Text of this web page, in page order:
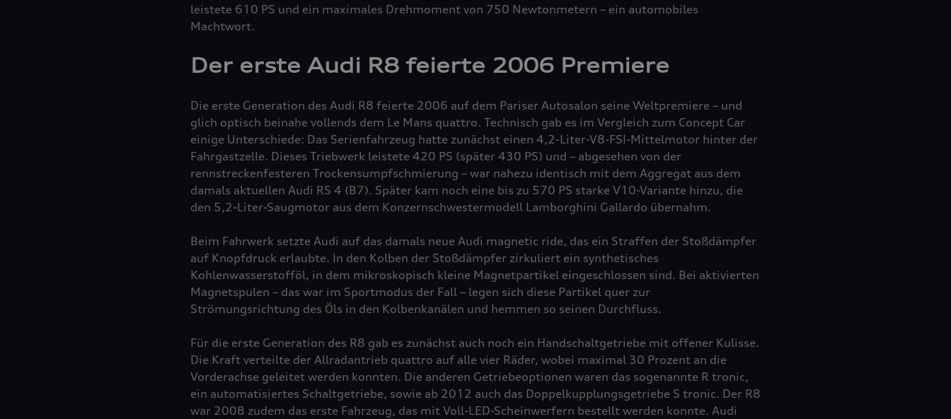
leistete 610 PS und ein maximales Drehmoment von 750 Newtonmetern – ein automobiles
Machtwort.
Der erste Audi R8 feierte 2006 Premiere
Die erste Generation des Audi R8 feierte 2006 auf dem Pariser Autosalon seine Weltpremiere – und
glich optisch beinahe vollends dem Le Mans quattro. Technisch gab es im Vergleich zum Concept Car
einige Unterschiede: Das Serienfahrzeug hatte zunächst einen 4,2-Liter-V8-FSI-Mittelmotor hinter der
Fahrgastzelle. Dieses Triebwerk leistete 420 PS (später 430 PS) und – abgesehen von der
rennstreckenfesteren Trockensumpfschmierung – war nahezu identisch mit dem Aggregat aus dem
damals aktuellen Audi RS 4 (B7). Später kam noch eine bis zu 570 PS starke V10-Variante hinzu, die
den 5,2-Liter-Saugmotor aus dem Konzernschwestermodell Lamborghini Gallardo übernahm.
Beim Fahrwerk setzte Audi auf das damals neue Audi magnetic ride, das ein Straffen der Stoßdämpfer
auf Knopfdruck erlaubte. In den Kolben der Stoßdämpfer zirkuliert ein synthetisches
Kohlenwasserstofföl, in dem mikroskopisch kleine Magnetpartikel eingeschlossen sind. Bei aktivierten
Magnetspulen – das war im Sportmodus der Fall – legen sich diese Partikel quer zur
Strömungsrichtung des Öls in den Kolbenkanälen und hemmen so seinen Durchfluss.
Für die erste Generation des R8 gab es zunächst auch noch ein Handschaltgetriebe mit offener Kulisse.
Die Kraft verteilte der Allradantrieb quattro auf alle vier Räder, wobei maximal 30 Prozent an die
Vorderachse geleitet werden konnten. Die anderen Getriebeoptionen waren das sogenannte R tronic,
ein automatisiertes Schaltgetriebe, sowie ab 2012 auch das Doppelkupplungsgetriebe S tronic. Der R8
war 2008 zudem das erste Fahrzeug, das mit Voll-LED-Scheinwerfern bestellt werden konnte. Audi